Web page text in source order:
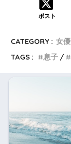
ポスト
CATEGORY : 女優
TAGS :
息子